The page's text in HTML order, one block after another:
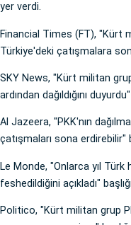
yer verdi.
Financial Times (FT), "Kürt
Türkiye'deki çatışmalara son
SKY News, "Kürt militan grup
ardından dağıldığını
Al Jazeera, "PKK'nın
çatışmaları sona erdirebilir"
Le Monde, "Onlarca yıl
feshedildiğini açıkladı"
Politico, "Kürt militan grup